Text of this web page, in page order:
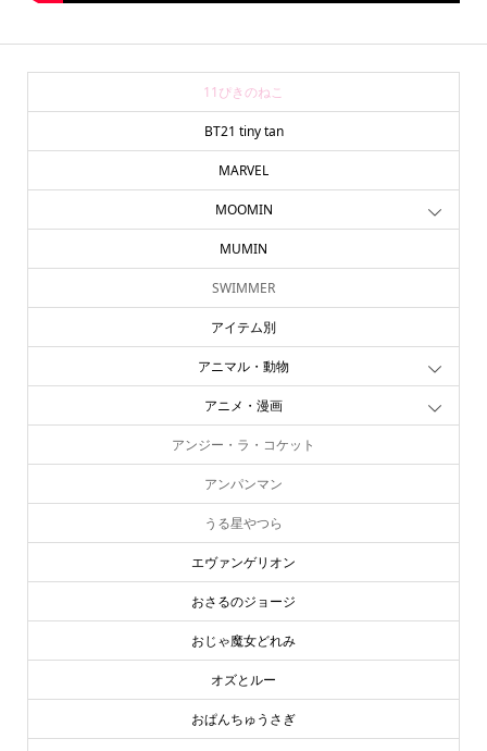
11ぴきのねこ
BT21 tiny tan
MARVEL
MOOMIN
MUMIN
SWIMMER
アイテム別
アニマル・動物
アニメ・漫画
アンジー・ラ・コケット
アンパンマン
うる星やつら
エヴァンゲリオン
おさるのジョージ
おじゃ魔女どれみ
オズとルー
おぱんちゅうさぎ